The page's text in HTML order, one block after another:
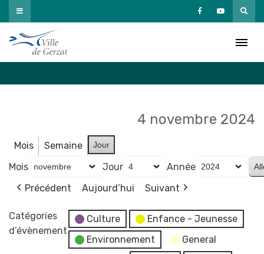
Passer
au
contenu
4 novembre 2024
Mois Semaine Jour
Mois Jour
Année
Précédent
Aujourd’hui Suivant
Catégories
d’évènement
Culture
Enfance - Jeunesse
Environnement
General